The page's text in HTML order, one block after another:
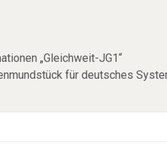
„Gleichweit-JG1“
für deutsches